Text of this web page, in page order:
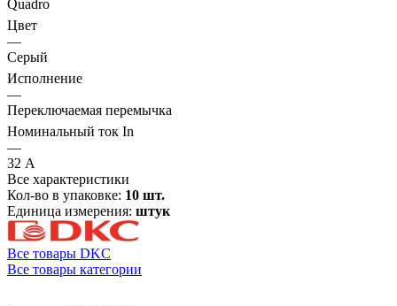
Quadro
Цвет
—
Серый
Исполнение
—
Переключаемая перемычка
Номинальный ток In
—
32 А
Все характеристики
Кол-во в упаковке: 10 шт.
Единица измерения: штук
Все товары DKC
Все товары категории